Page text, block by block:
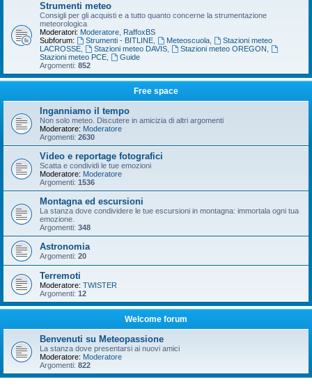
Strumenti meteo
Consigli per gli acquisti e a tutto quanto concerne la strumentazione
meteorologica
Moderatori: Moderatore RaffoxBS
Subforum:
Strumenti - BITLINE, Meteoscuola,
Stazioni meteo
LACROSSE
Stazioni meteo DAVIS, Stazioni meteo OREGON
Stazioni meteo PCE
Guide
Argomenti: 852
Free space
Inganniamo il tempo
Non solo meteo. Discutere in amicizia di altri argomenti
Moderatore: Moderatore
Argomenti: 2630
Video e reportage fotografici
Scatta e condividi le tue emozioni
Moderatore: Moderatore
Argomenti: 1536
Montagna ed escursioni
La stanza dove condividere le tue escursioni in montagna: immortala ogni tua
emozione.
Argomenti: 348
Astronomia
Argomenti: 20
Terremoti
Moderatore: TWISTER
Argomenti: 12
Welcome forum
Benvenuti su Meteopassione
La stanza dove presentarsi ai nuovi amici
Moderatore: Moderatore
Argomenti: 822